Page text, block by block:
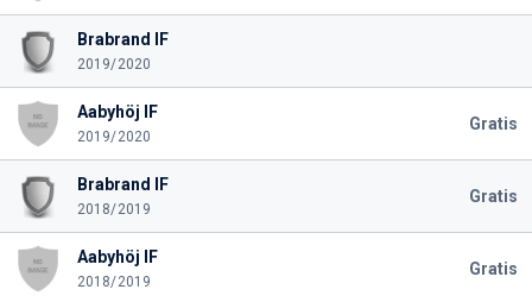
Brabrand IF
2019/2020
Aabyhöj IF
2019/2020
Gratis
Brabrand IF
2018/2019
Gratis
Aabyhöj IF
2018/2019
Gratis